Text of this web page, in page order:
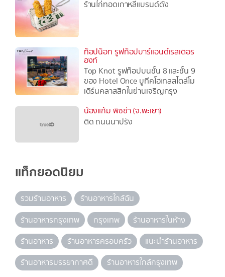
ร้านไก่ทอดเกาหลีแบรนด์ดัง
ท็อปน็อท รูฟท็อปบาร์แอนด์เรสเตอร
องท์
Top Knot รูฟท็อปบนชั้น 8 และชั้น 9
ของ Hotel Once บูทีคโฮเทลสไตล์โม
เดิร์นคลาสสิกในย่านเจริญกรุง
น้องแก้ม พิซซ่า (จ.พะเยา)
ติด ถนนนาปรัง
แท็กยอดนิยม
รวมร้านอาหาร
ร้านอาหารใกล้ฉัน
ร้านอาหารกรุงเทพ
กรุงเทพ
ร้านอาหารในห้าง
ร้านอาหาร
ร้านอาหารครอบครัว
แนะนำร้านอาหาร
ร้านอาหารบรรยากาศดี
ร้านอาหารใกล้กรุงเทพ